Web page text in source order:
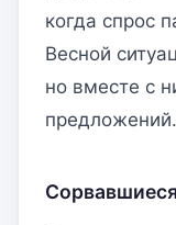
когда спрос
Весной
но вместе с
предложений.